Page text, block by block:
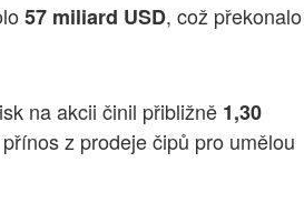
57 miliard USD, což překonalo
na akcii činil přibližně 1,30
z prodeje čipů pro umělou